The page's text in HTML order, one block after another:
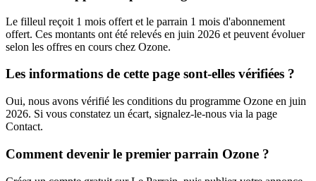
Le filleul reçoit 1 mois offert et le parrain 1 mois d'abonnement
offert. Ces montants ont été relevés en juin 2026 et peuvent évoluer
selon les offres en cours chez Ozone.
Les informations de cette page sont-elles vérifiées ?
Oui, nous avons vérifié les conditions du programme Ozone en juin
2026. Si vous constatez un écart, signalez-le-nous via la page
Contact.
Comment devenir le premier parrain Ozone ?